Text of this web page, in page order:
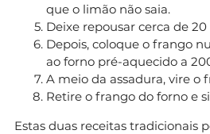
que o limão não saia.
Deixe repousar cerca de
Depois, coloque o frango
ao forno pré-aquecido a
A meio da assadura, vire o
Retire o frango do forno e
Estas duas receitas tradicionais